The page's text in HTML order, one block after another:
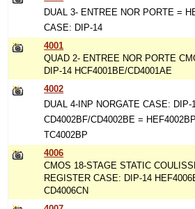
DUAL 3- ENTREE NOR PORTE =
CASE: DIP-14
4001
QUAD 2- ENTREE NOR PORTE
DIP-14 HCF4001BE/CD4001AE
4002
DUAL 4-INP NORGATE CASE: DIP-
CD4002BF/CD4002BE = HEF4002BP
TC4002BP
4006
CMOS 18-STAGE STATIC
REGISTER CASE: DIP-14
CD4006CN